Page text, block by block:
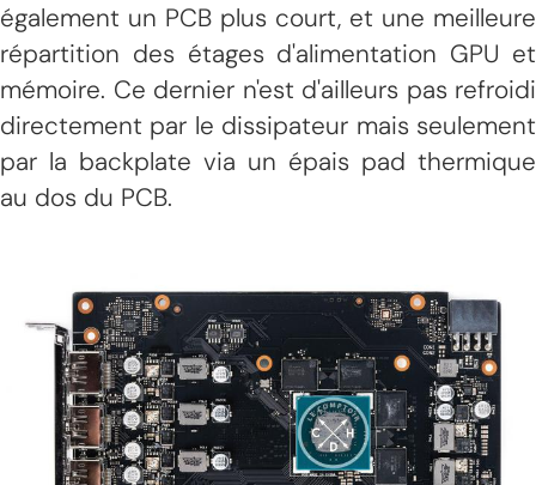
également un PCB plus court, et une meilleure
répartition des étages d'alimentation GPU et
mémoire. Ce dernier n'est d'ailleurs pas refroidi
directement par le dissipateur mais seulement
par la backplate via un épais pad thermique
au dos du PCB.